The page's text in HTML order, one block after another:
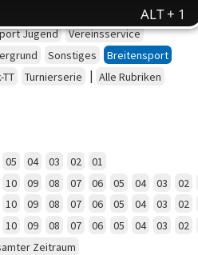
Jugend
Vereinsservice
Sonstiges
Breitensport
TT Turnierserie | Alle Rubriken
05 04 03 02 01
10 09 08 07 06 05 04 03 02
10 09 08 07 06 05 04 03 02
10 09 08 07 06 05 04 03 02
Zeitraum